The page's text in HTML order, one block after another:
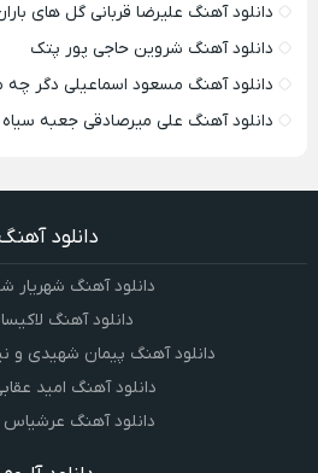
دانلود آهنگ علیرضا قربانی گل های
دانلود آهنگ شروین حاجی پور پتک
دانلود آهنگ مسعود اسماعیلی دگر
دانلود آهنگ علی میرصادقی جعبه سیاه
دانلود
دانلود آهنگ شهریار
دانلود آهنگ لاکیسام
دانلود آهنگ پیمان شهیدی و
دانلود آهنگ امید
دانلود آهنگ